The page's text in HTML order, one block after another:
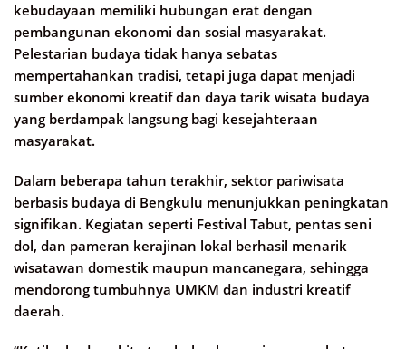
kebudayaan memiliki hubungan erat dengan
pembangunan ekonomi dan sosial masyarakat.
Pelestarian budaya tidak hanya sebatas
mempertahankan tradisi, tetapi juga dapat menjadi
sumber ekonomi kreatif dan daya tarik wisata budaya
yang berdampak langsung bagi kesejahteraan
masyarakat.
Dalam beberapa tahun terakhir, sektor pariwisata
berbasis budaya di Bengkulu menunjukkan peningkatan
signifikan. Kegiatan seperti Festival Tabut, pentas seni
dol, dan pameran kerajinan lokal berhasil menarik
wisatawan domestik maupun mancanegara, sehingga
mendorong tumbuhnya UMKM dan industri kreatif
daerah.